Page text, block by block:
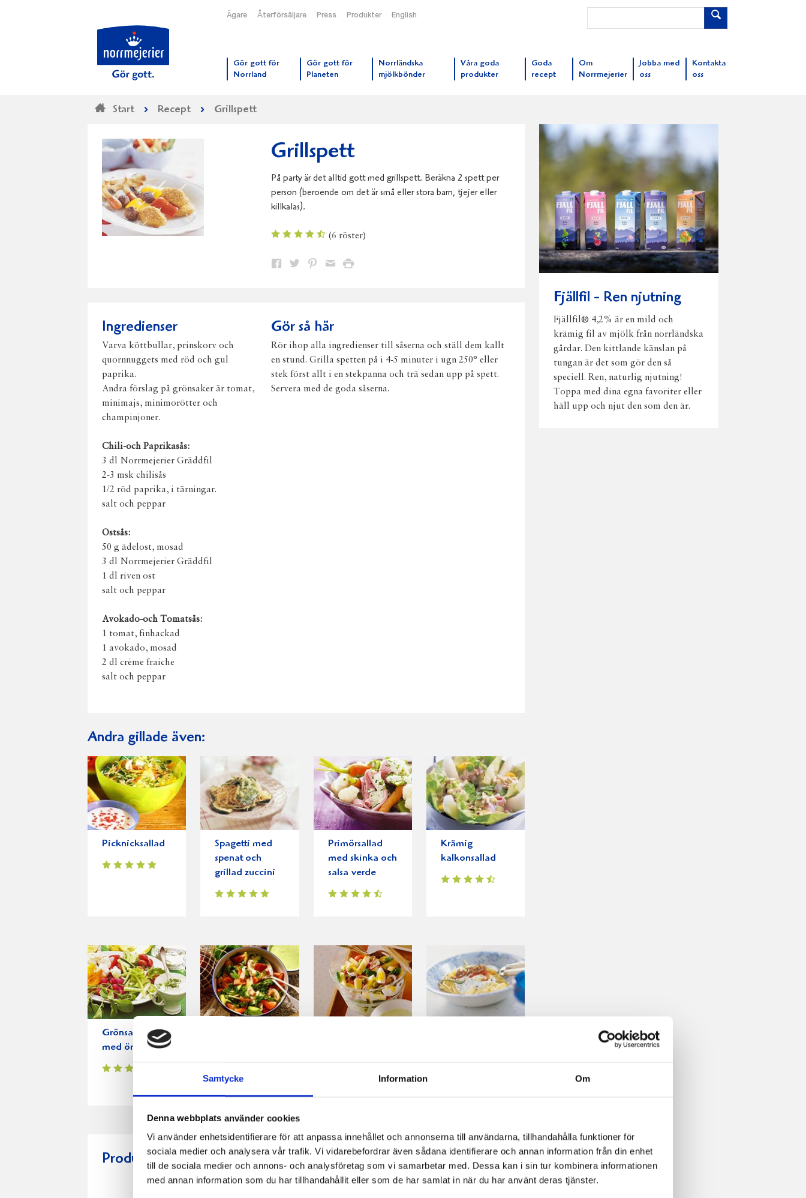
Samtycke Information Om
Denna webbplats använder cookies
Vi använder enhetsidentifierare för att anpassa innehållet och annonserna till användarna, tillhandahålla funktioner för
sociala medier och analysera vår trafik. Vi vidarebefordrar även sådana identifierare och annan information från din enhet
till de sociala medier och annons- och analysföretag som vi samarbetar med. Dessa kan i sin tur kombinera informationen
med annan information som du har tillhandahållit eller som de har samlat in när du har använt deras tjänster.
Ägare Återförsäljare Press Produkter English
Gör gott för
Norrland
Gör gott för
Planeten
Norrländska
mjölkbönder
Våra goda
produkter
Goda
recept
Om
Norrmejerier
Jobba med
oss
Kontakta
oss
Start Recept Grillspett
Grillspett
På party är det alltid gott med grillspett. Beräkna 2 spett per
person (beroende om det är små eller stora barn, tjejer eller
killkalas).
(6 röster)
Dela Dela Dela DelaSkriv
Ingredienser
Varva köttbullar, prinskorv och
quornnuggets med röd och gul
paprika.
Andra förslag på grönsaker är tomat,
minimajs, minimorötter och
champinjoner.
Chili-och Paprikasås:
3 dl Norrmejerier Gräddfil
2-3 msk chilisås
1/2 röd paprika, i tärningar.
salt och peppar
Ostsås:
50 g ädelost, mosad
3 dl Norrmejerier Gräddfil
1 dl riven ost
salt och peppar
Avokado-och Tomatsås:
1 tomat, finhackad
1 avokado, mosad
2 dl crème fraiche
salt och peppar
Gör så här
Rör ihop alla ingredienser till såserna och ställ dem kallt
en stund. Grilla spetten på i 4-5 minuter i ugn 250° eller
stek först allt i en stekpanna och trä sedan upp på spett.
Servera med de goda såserna.
Andra gillade även:
Picknicksallad
Spagetti med
spenat och
grillad zuccini
Primörsallad
med skinka och
salsa verde
Krämig
kalkonsallad
Grönsaksstavar
med örtfraiche
valnötter
Produkter i receptet:
Fjällfil - Ren njutning
Fjällfil® 4,2% är en mild och
krämig fil av mjölk från norrländska
gårdar. Den kittlande känslan på
tungan är det som gör den så
speciell. Ren, naturlig njutning!
Toppa med dina egna favoriter eller
häll upp och njut den som den är.